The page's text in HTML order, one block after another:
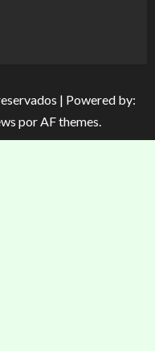
| Powered by:
por AF themes.